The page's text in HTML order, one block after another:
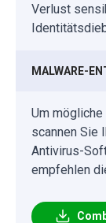
Verlust
MALWARE-
Um
scannen Sie
Antivirus-
empfehlen